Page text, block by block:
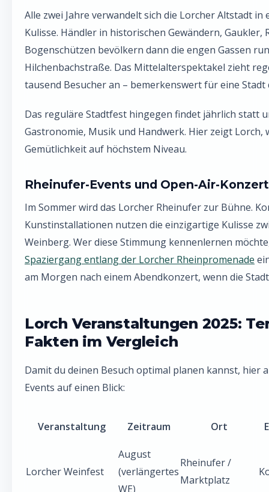
Alle zwei Jahre verwandelt sich die Lorcher Altstadt
Kulisse. Händler in historischen Gewändern, Gaukler,
Bogenschützen bevölkern dann die engen Gassen
Hilchenbachstraße. Das Mittelalterspektakel zieht
tausend Besucher an – bemerkenswert für eine Stadt
Das reguläre Stadtfest hingegen findet jährlich statt
Gastronomie, Musik und Handwerk. Hier zeigt Lorch,
Gemütlichkeit auf höchstem Niveau.
Rheinufer-Events und Open-Air-
Im Sommer wird das Lorcher Rheinufer zur Bühne.
Kunstinstallationen nutzen die einzigartige Kulisse
Weinberg. Wer diese Stimmung kennenlernen
Spaziergang entlang der Lorcher Rheinpromenade
am Morgen nach einem Abendkonzert, wenn die
Lorch Veranstaltungen 2025:
Fakten im Vergleich
Damit du deinen Besuch optimal planen kannst, hier
Events auf einen Blick:
Veranstaltung Zeitraum Ort
Lorcher Weinfest
August
(verlängertes
WE)
Rheinufer /
Marktplatz